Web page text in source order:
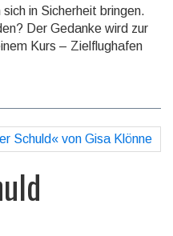
in Sicherheit bringen.
Der Gedanke wird zur
Kurs – Zielflughafen